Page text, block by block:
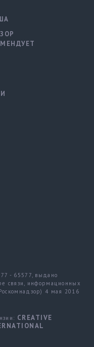
- 65577, выдано
связи, информационных
4 мая 2016
CREATIVE